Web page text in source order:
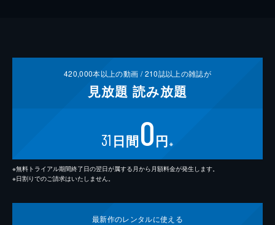
420,000本以上の動画 /210誌以上の雑誌が
見放題 読み放題
31 日間0円 ※
※無料トライアル期間終了日の翌日が属する月から月額料金が発生します。
※日割りでのご請求はいたしません。
最新作のレンタルに使える